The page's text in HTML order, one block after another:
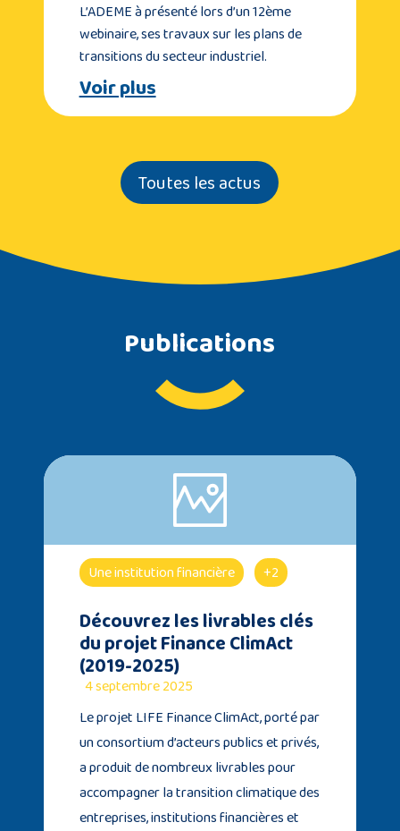
L’ADEME à présenté lors d’un 12ème
webinaire, ses travaux sur les plans de
transitions du secteur industriel.
Voir plus
Toutes les actus
Publications
Une institution financière +2
Découvrez les livrables clés
du projet Finance ClimAct
(2019-2025)
4 septembre 2025
Le projet LIFE Finance ClimAct, porté par
un consortium d’acteurs publics et privés,
a produit de nombreux livrables pour
accompagner la transition climatique des
entreprises, institutions financières et